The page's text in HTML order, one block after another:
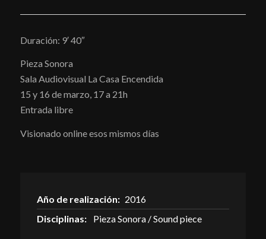
Duración: 9′ 40″
Pieza Sonora
Sala Audiovisual La Casa Encendida
15 y 16 de marzo, 17 a 21h
Entrada libre
Visionado online esos mismos días
Año de realización: 2016
Disciplinas:
Pieza Sonora / Sound piece